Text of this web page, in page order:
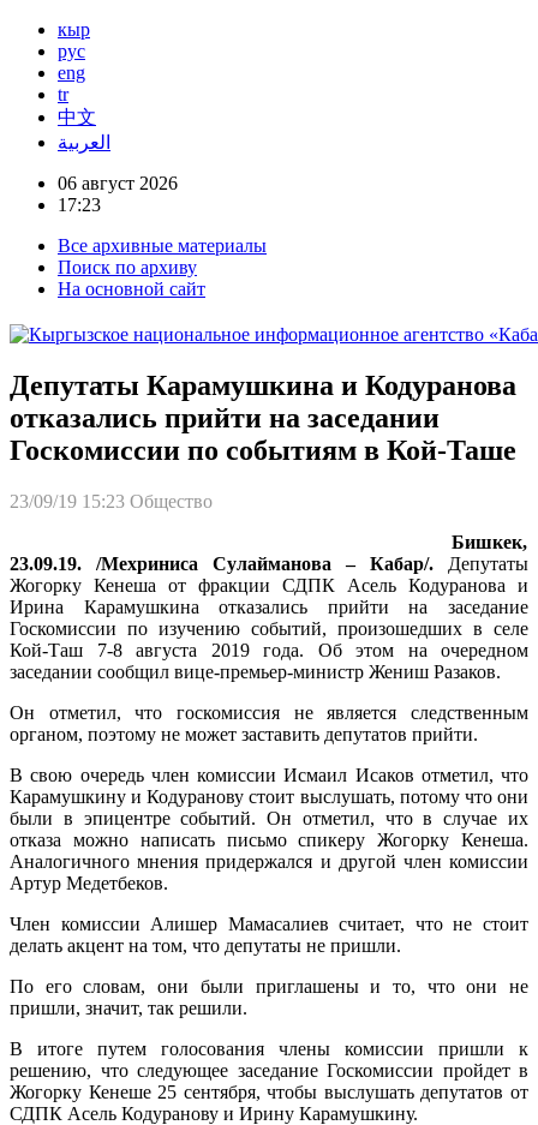
кыр
рус
eng
tr
中文
العربية
06 август 2026
17:23
Все архивные материалы
Поиск по архиву
На основной сайт
Депутаты Карамушкина и Кодуранова
отказались прийти на заседании
Госкомиссии по событиям в Кой-Таше
23/09/19 15:23 Общество
Бишкек,
23.09.19. /Мехриниса Сулайманова – Кабар/. Депутаты
Жогорку Кенеша от фракции СДПК Асель Кодуранова и
Ирина Карамушкина отказались прийти на заседание
Госкомиссии по изучению событий, произошедших в селе
Кой-Таш 7-8 августа 2019 года. Об этом на очередном
заседании сообщил вице-премьер-министр Жениш Разаков.
Он отметил, что госкомиссия не является следственным
органом, поэтому не может заставить депутатов прийти.
В свою очередь член комиссии Исмаил Исаков отметил, что
Карамушкину и Кодуранову стоит выслушать, потому что они
были в эпицентре событий. Он отметил, что в случае их
отказа можно написать письмо спикеру Жогорку Кенеша.
Аналогичного мнения придержался и другой член комиссии
Артур Медетбеков.
Член комиссии Алишер Мамасалиев считает, что не стоит
делать акцент на том, что депутаты не пришли.
По его словам, они были приглашены и то, что они не
пришли, значит, так решили.
В итоге путем голосования члены комиссии пришли к
решению, что следующее заседание Госкомиссии пройдет в
Жогорку Кенеше 25 сентября, чтобы выслушать депутатов от
СДПК Асель Кодуранову и Ирину Карамушкину.